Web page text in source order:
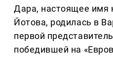
Дара, настоящее имя
Йотова, родилась в
первой
победившей на